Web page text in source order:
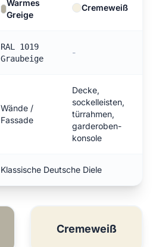
Warmes
Greige
Cremeweiß
RAL 1019
Graubeige
-
Wände /
Fassade
Decke,
sockelleisten,
türrahmen,
garderoben-
konsole
Klassische Deutsche Diele
Cremeweiß